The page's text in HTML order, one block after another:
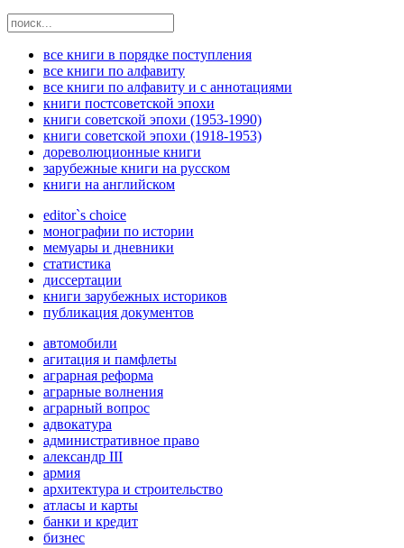
все книги в порядке поступления
все книги по алфавиту
все книги по алфавиту и с аннотациями
книги постсоветской эпохи
книги советской эпохи (1953-1990)
книги советской эпохи (1918-1953)
дореволюционные книги
зарубежные книги на русском
книги на английском
editor`s choice
монографии по истории
мемуары и дневники
статистика
диссертации
книги зарубежных историков
публикация документов
автомобили
агитация и памфлеты
аграрная реформа
аграрные волнения
аграрный вопрос
адвокатура
административное право
александр III
армия
архитектура и строительство
атласы и карты
банки и кредит
бизнес